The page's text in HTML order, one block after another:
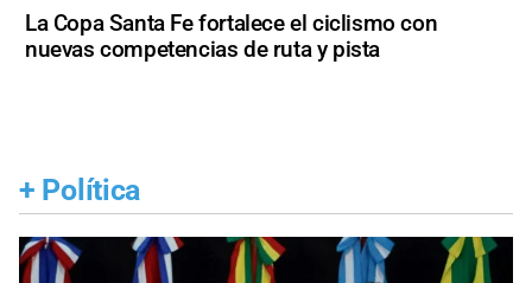
La Copa Santa Fe fortalece el ciclismo con
nuevas competencias de ruta y pista
+ Política